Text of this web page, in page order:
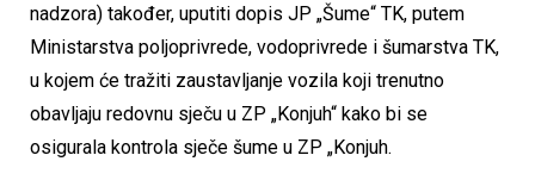
nadzora) također, uputiti dopis JP „Šume“ TK, putem
Ministarstva poljoprivrede, vodoprivrede i šumarstva TK,
u kojem će tražiti zaustavljanje vozila koji trenutno
obavljaju redovnu sječu u ZP „Konjuh“ kako bi se
osigurala kontrola sječe šume u ZP „Konjuh.